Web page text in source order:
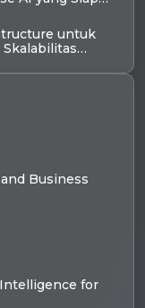
Hitungan
untuk
Business
for